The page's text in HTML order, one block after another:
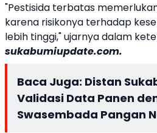
"Pestisida terbatas
karena risikonya terhadap
lebih tinggi," ujarnya dalam
sukabumiupdate.com.
Baca Juga: Distan
Validasi Data Panen
Swasembada Pangan